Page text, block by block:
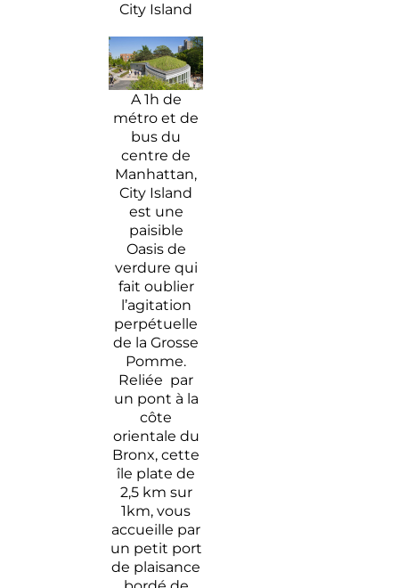
City Island
A 1h de
métro et de
bus du
centre de
Manhattan,
City Island
est une
paisible
Oasis de
verdure qui
fait oublier
l’agitation
perpétuelle
de la Grosse
Pomme.
Reliée par
un pont à la
côte
orientale du
Bronx, cette
île plate de
2,5 km sur
1km, vous
accueille par
un petit port
de plaisance